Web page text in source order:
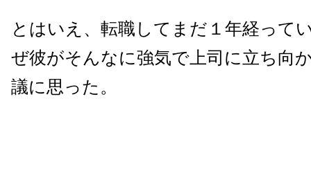
とはいえ、転職してまだ１年経って
ぜ彼がそんなに強気で上司に立ち向
議に思った。